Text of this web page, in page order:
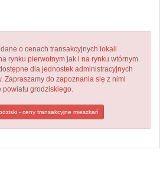
o cenach transakcyjnych lokali
rynku pierwotnym jak i na rynku wtórnym.
dla jednostek administracyjnych
Zapraszamy do zapoznania się z nimi
powiatu grodziskiego.
- ceny transakcyjne mieszkań